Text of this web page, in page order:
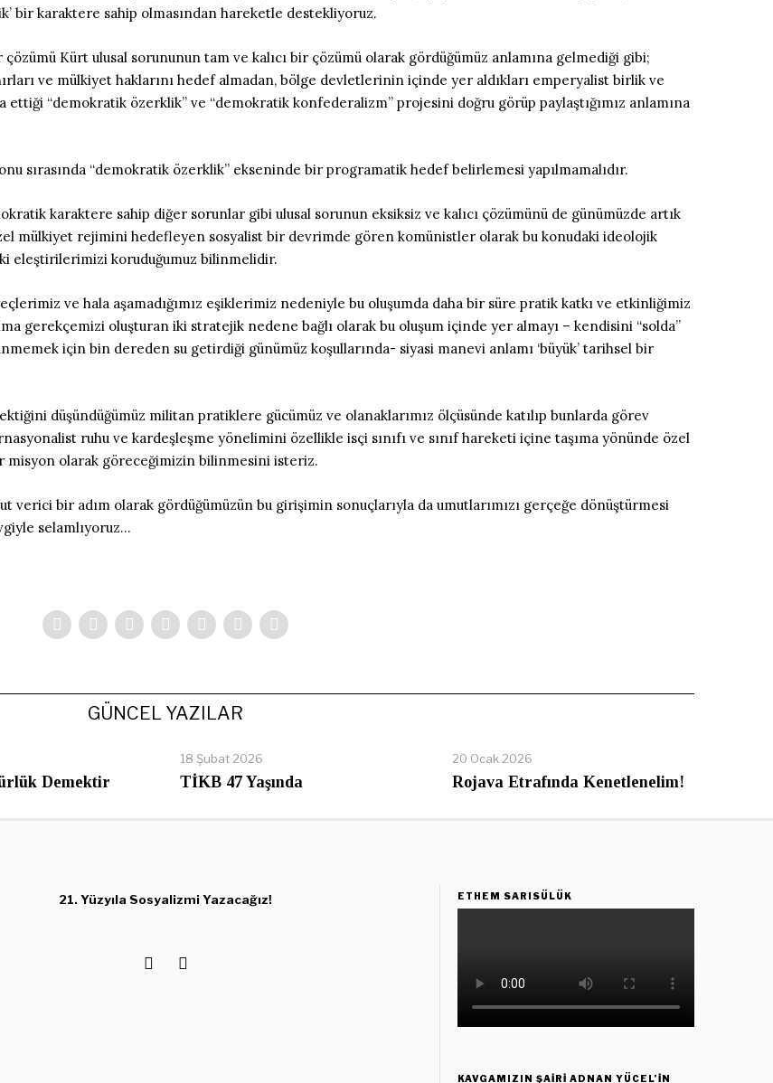
bir karaktere sahip olmasından hareketle destekliyoruz.
Kürt ulusal sorununun tam ve kalıcı bir çözümü olarak gördüğümüz anlamına gelmediği gibi;
ve mülkiyet haklarını hedef almadan, bölge devletlerinin içinde yer aldıkları emperyalist birlik ve
“demokratik özerklik” ve “demokratik konfederalizm” projesini doğru görüp paylaştığımız anlamına
sırasında “demokratik özerklik” ekseninde bir programatik hedef belirlemesi yapılmamalıdır.
karaktere sahip diğer sorunlar gibi ulusal sorunun eksiksiz ve kalıcı çözümünü de günümüzde artık
mülkiyet rejimini hedefleyen sosyalist bir devrimde gören komünistler olarak bu konudaki ideolojik
eleştirilerimizi koruduğumuz bilinmelidir.
ve hala aşamadığımız eşiklerimiz nedeniyle bu oluşumda daha bir süre pratik katkı ve etkinliğimiz
gerekçemizi oluşturan iki stratejik nedene bağlı olarak bu oluşum içinde yer almayı – kendisini “solda”
için bin dereden su getirdiği günümüz koşullarında- siyasi manevi anlamı ‘büyük’ tarihsel bir
düşündüğümüz militan pratiklere gücümüz ve olanaklarımız ölçüsünde katılıp bunlarda görev
ruhu ve kardeşleşme yönelimini özellikle isçi sınıfı ve sınıf hareketi içine taşıma yönünde özel
misyon olarak göreceğimizin bilinmesini isteriz.
verici bir adım olarak gördüğümüzün bu girişimin sonuçlarıyla da umutlarımızı gerçeğe dönüştürmesi
selamlıyoruz…
GÜNCEL YAZILAR
Demektir
18 Şubat 2026
TİKB 47 Yaşında
20 Ocak 2026
Rojava Etrafında Kenetlenelim!
21. Yüzyıla Sosyalizmi Yazacağız! ETHEM SARISÜLÜK
KAVGAMIZIN ŞAIRI ADNAN YÜCEL’IN